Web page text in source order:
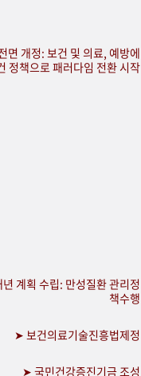
면 개정: 보건 및 의료, 예방에
정책으로 패러다임 전환 시작
계획 수립: 만성질환 관리정
책수행
➤ 보건의료기술진흥법제정
➤ 국민건강증진기금 조성